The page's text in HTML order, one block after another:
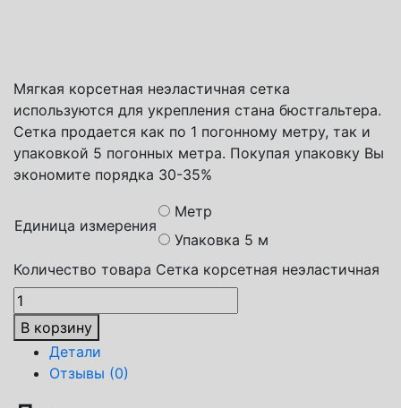
Мягкая корсетная неэластичная сетка
используются для укрепления стана бюстгальтера.
Сетка продается как по 1 погонному метру, так и
упаковкой 5 погонных метра. Покупая упаковку Вы
экономите порядка 30-35%
Единица измерения
Метр
Упаковка 5 м
Количество товара Сетка корсетная неэластичная
В корзину
Детали
Отзывы (0)